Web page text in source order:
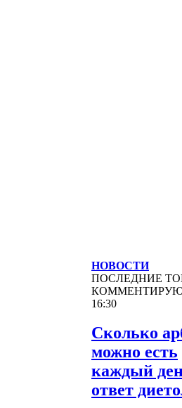
НОВОСТИ
ПОСЛЕДНИЕ
16:30
Сколько
можно есть
каждый
ответ